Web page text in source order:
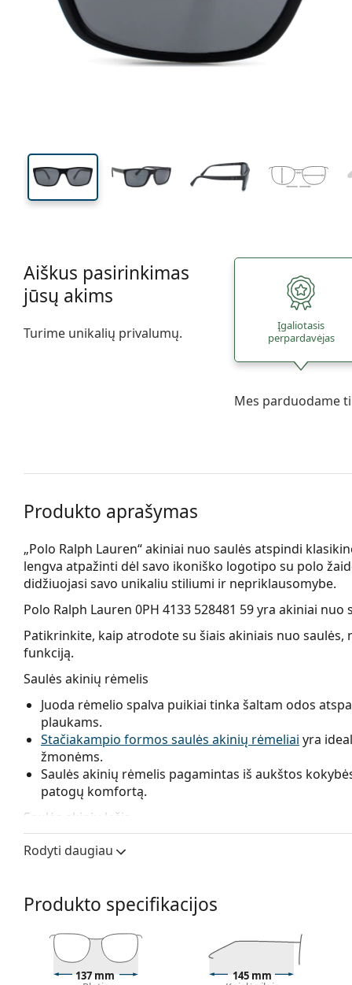
42 mm
Lęšio aukštis Lęšio plotis
Aiškus pasirinkimas
jūsų akims
Turime unikalių privalumų.
Įgaliotasis
perpardavėjas
Mes parduodame
Produkto aprašymas
„Polo Ralph Lauren“ akiniai nuo saulės atspindi
lengva atpažinti dėl savo ikoniško logotipo su polo
didžiuojasi savo unikaliu stiliumi ir nepriklausomybe.
Polo Ralph Lauren 0PH 4133 528481 59yra akiniai nuo
Patikrinkite, kaip atrodote su šiais akiniais nuo
funkciją.
Saulės akinių rėmelis
Juoda rėmelio spalva puikiai tinka šaltam odos
plaukams.
Stačiakampio formos saulės akinių rėmeliai yra
žmonėms.
Saulės akinių rėmelis pagamintas iš aukštos
patogų komfortą.
Saulės akinių lęšis
Pilki lęšiai sumažina šviesos intensyvumą,
Lęšiai pagaminti iš plastiko, kurio neginčijami
nepageidaujamus atspindžius ir apsaugo akis nuo
suvokimą ir fokusavimą.Poliarizuoti saulės akiniai
šviesą. Dėl to jie ypač tinka vairuotojams,
puikiai tinka kaip mados aksesuaras kasdieniam
Saulės akiniai turi UV 400 apsaugą, kuri užtikrina
Rodyti daugiau
Produkto specifikacijos
137 mm 145 mm